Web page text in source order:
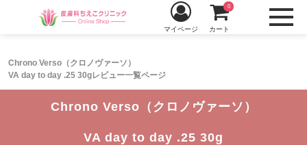
Chrono Verso（クロノヴァーソ）
VA day to day .25 30gレビュー一覧ページ
マイページ カート
0
Chrono Verso（クロノヴァーソ）
VA day to day .25 30g